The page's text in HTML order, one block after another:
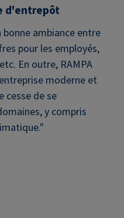
d'entrepôt
bonne ambiance entre
pour les employés,
En outre, RAMPA
moderne et
cesse de se
y compris